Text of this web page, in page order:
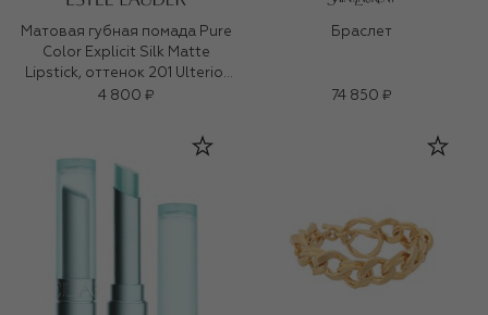
Матовая губная помада Pure
Color Explicit Silk Matte
Lipstick, оттенок 201 Ulterior
Motive (0,7ml)
4 800 ₽
Браслет
74 850 ₽